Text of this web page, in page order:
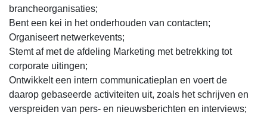
brancheorganisaties;
Bent een kei in het onderhouden van contacten;
Organiseert netwerkevents;
Stemt af met de afdeling Marketing met betrekking tot
corporate uitingen;
Ontwikkelt een intern communicatieplan en voert de
daarop gebaseerde activiteiten uit, zoals het schrijven en
verspreiden van pers- en nieuwsberichten en interviews;